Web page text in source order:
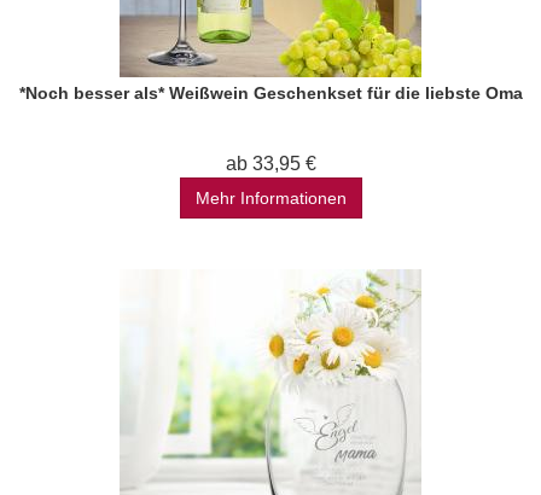
*Noch besser als* Weißwein Geschenkset für die liebste Oma
ab 33,95 €
Mehr Informationen